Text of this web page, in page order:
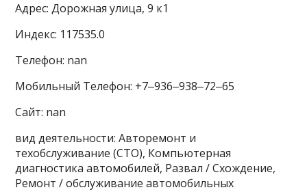
Адрес: Дорожная улица, 9 к1
Индекс: 117535.0
Телефон: nan
Мобильный Телефон: +7‒936‒938‒72‒65
Сайт: nan
вид деятельности: Авторемонт и
техобслуживание (СТО), Компьютерная
диагностика автомобилей, Развал / Схождение,
Ремонт / обслуживание автомобильных